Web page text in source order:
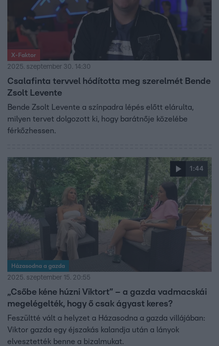
X-Faktor
2025. szeptember 30. 14:30
Csalafinta tervvel hódította meg szerelmét Bende
Zsolt Levente
Bende Zsolt Levente a színpadra lépés előtt elárulta,
milyen tervet dolgozott ki, hogy barátnője közelébe
férkőzhessen.
1:44
Házasodna a gazda
2025. szeptember 15. 20:55
„Csőbe kéne húzni Viktort” – a gazda vadmacskái
megelégelték, hogy ő csak ágyast keres?
Feszültté vált a helyzet a Házasodna a gazda villájában:
Viktor gazda egy éjszakás kalandja után a lányok
elvesztették benne a bizalmukat.